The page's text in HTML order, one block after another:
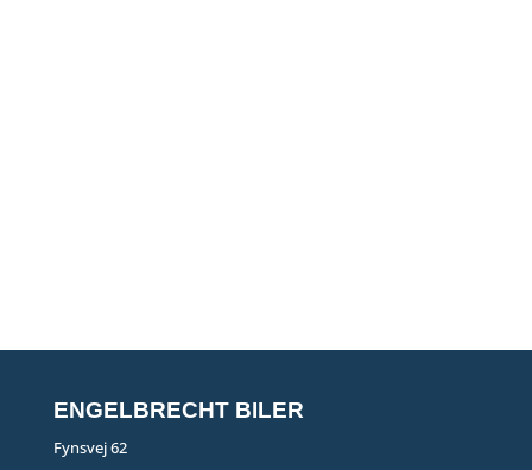
ENGELBRECHT BILER
Fynsvej 62